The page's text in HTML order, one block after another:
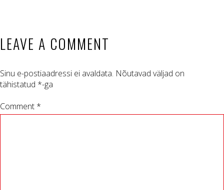
LEAVE A COMMENT
Sinu e-postiaadressi ei avaldata. Nõutavad väljad on
tähistatud *-ga
Comment *